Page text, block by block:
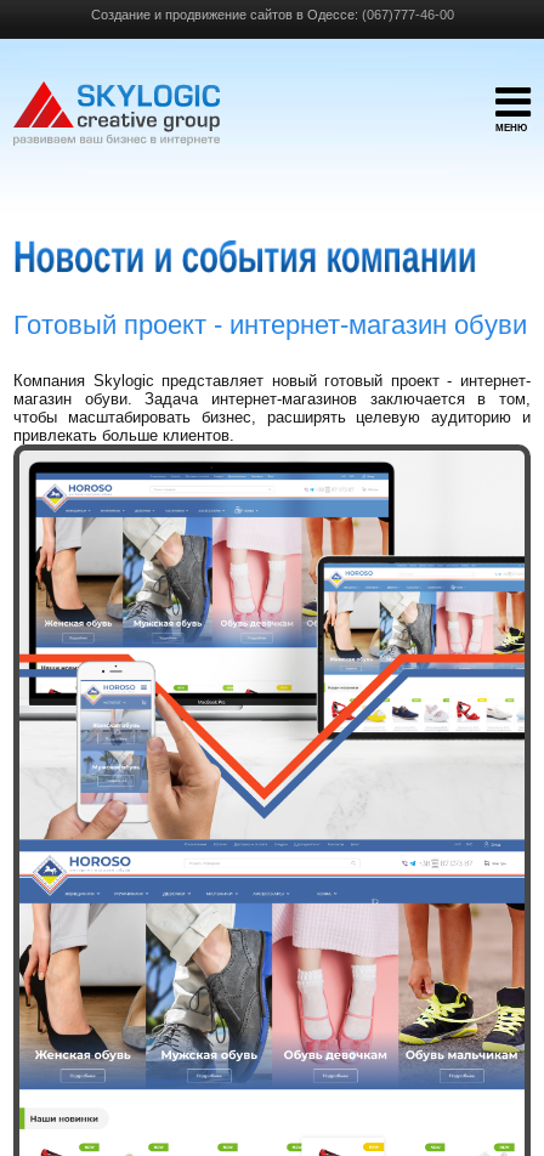
Создание и продвижение сайтов в Одессе: (067)777-46-00
МЕНЮ
Готовый проект - интернет-магазин обуви
Компания Skylogic представляет новый готовый проект - интернет-
магазин обуви. Задача интернет-магазинов заключается в том,
чтобы масштабировать бизнес, расширять целевую аудиторию и
привлекать больше клиентов.